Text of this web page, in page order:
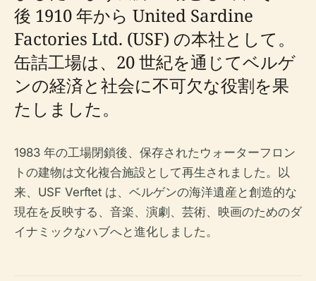
後 1910 年から United Sardine
Factories Ltd. (USF) の本社として。
缶詰工場は、20 世紀を通じてベルゲ
ンの経済と社会に不可欠な役割を果
たしました。
1983 年の工場閉鎖後、保存されたウォーターフロン
トの建物は文化複合施設として再生されました。以
来、USF Verftet は、ベルゲンの海洋遺産と創造的な
現在を反映する、音楽、演劇、芸術、映画のためのダ
イナミックなハブへと進化しました。